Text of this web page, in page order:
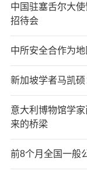
中国驻塞舌尔大
招待会
中所安全合作为
新加坡学者马凯
意大利博物馆学
来的桥梁
前8个月全国一般